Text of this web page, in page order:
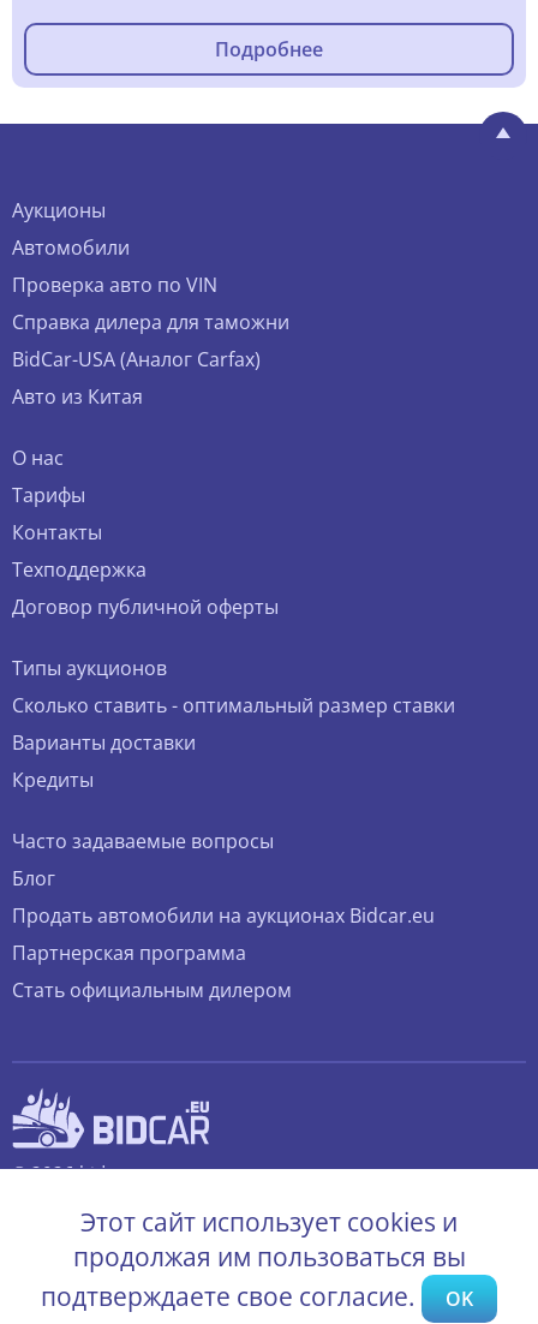
Подробнее
Аукционы
Автомобили
Проверка авто по VIN
Справка дилера для таможни
BidCar-USA (Аналог Carfax)
Авто из Китая
О нас
Тарифы
Контакты
Техподдержка
Договор публичной оферты
Типы аукционов
Сколько ставить - оптимальный размер ставки
Варианты доставки
Кредиты
Часто задаваемые вопросы
Блог
Продать автомобили на аукционах Bidcar.eu
Партнерская программа
Стать официальным дилером
© 2026 bidcar.eu
Этот сайт использует cookies и
продолжая им пользоваться вы
подтверждаете свое согласие.
OK